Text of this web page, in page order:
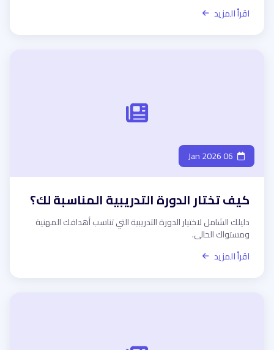
اقرأ المزيد
كيف تختار الدورة التدريبية المناسبة لك؟
دليلك الشامل لاختيار الدورة التدريبية التي تناسب أهدافك المهنية
ومستواك الحالي.
اقرأ المزيد